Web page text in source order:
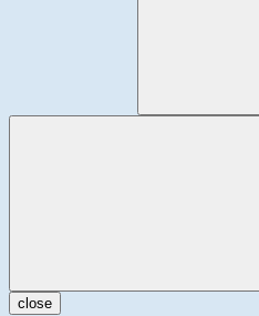
close